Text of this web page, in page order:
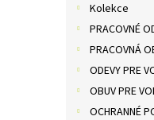
Kolekce
PRACOVNÉ
PRACOVNÁ
ODEVY PRE
OBUV PRE
OCHRANNÉ